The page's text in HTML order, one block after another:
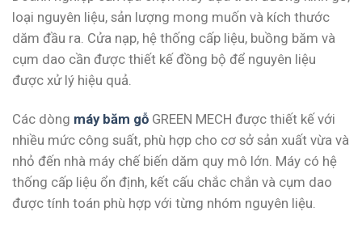
loại nguyên liệu, sản lượng mong muốn và kích thước
dăm đầu ra. Cửa nạp, hệ thống cấp liệu, buồng băm và
cụm dao cần được thiết kế đồng bộ để nguyên liệu
được xử lý hiệu quả.
Các dòng máy băm gỗ GREEN MECH được thiết kế với
nhiều mức công suất, phù hợp cho cơ sở sản xuất vừa và
nhỏ đến nhà máy chế biến dăm quy mô lớn. Máy có hệ
thống cấp liệu ổn định, kết cấu chắc chắn và cụm dao
được tính toán phù hợp với từng nhóm nguyên liệu.